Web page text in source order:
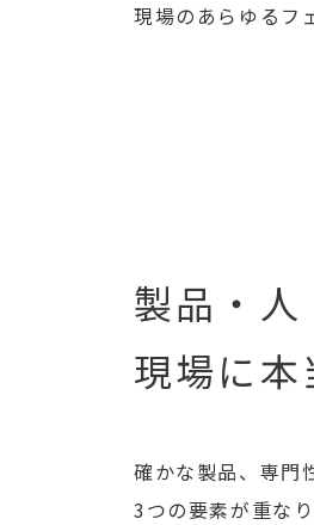
現場のあらゆるフ
製品・人
現場に
確かな製品、専門
3つの要素が重な